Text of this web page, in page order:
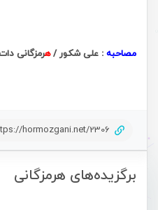
برگزیده‌های هرمزگانی
مصاحبه : علی شکور/هرمزگانی
hormozgani.net/2306